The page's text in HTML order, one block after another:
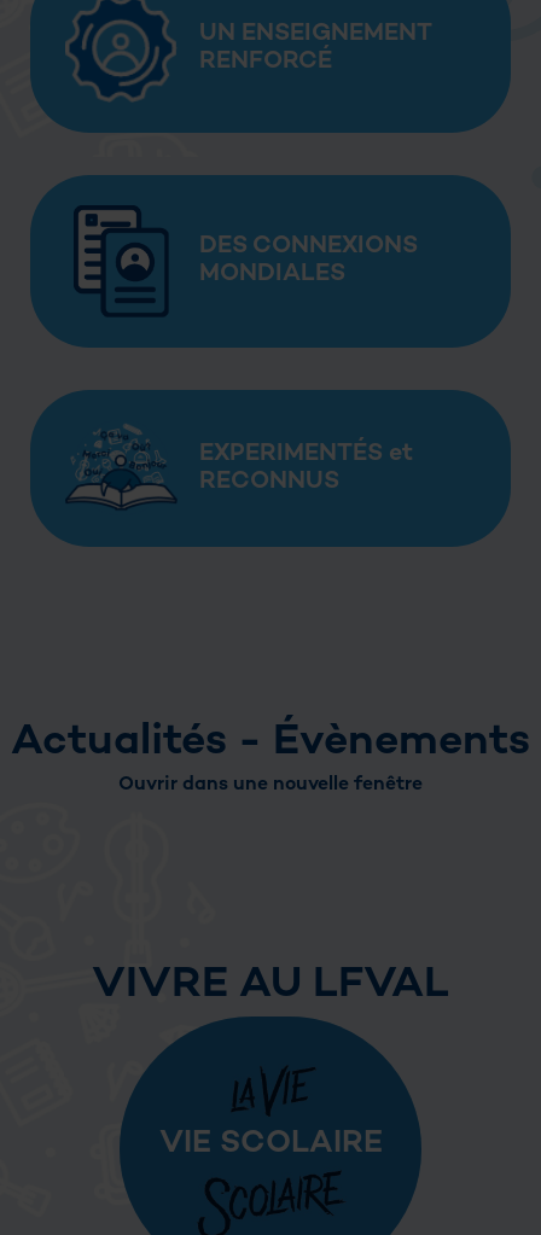
UN ENSEIGNEMENT
RENFORCÉ
DES CONNEXIONS
MONDIALES
EXPERIMENTÉS et
RECONNUS
Actualités - Évènements
Ouvrir dans une nouvelle fenêtre
VIVRE AU LFVAL
VIE SCOLAIRE